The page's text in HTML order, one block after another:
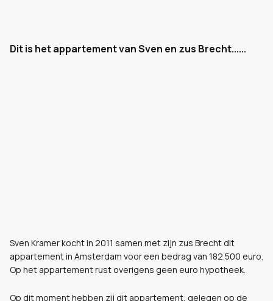
Dit is het appartement van Sven en zus Brecht......
Sven Kramer kocht in 2011 samen met zijn zus Brecht dit
appartement in Amsterdam voor een bedrag van 182.500 euro.
Op het appartement rust overigens geen euro hypotheek.
Op dit moment hebben zij dit appartement, gelegen op de